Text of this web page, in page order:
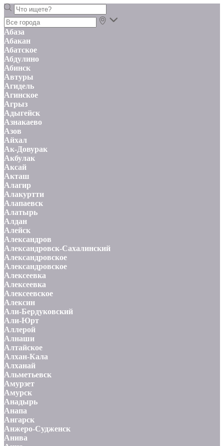
Абаза
Абакан
Абатское
Абдулино
Абинск
Автуры
Агидель
Агинское
Агрыз
Адыгейск
Азнакаево
Азов
Айхал
Ак-Довурак
Акбулак
Аксай
Акташ
Алагир
Алакуртти
Алапаевск
Алатырь
Алдан
Алейск
Александров
Александровск-Сахалинский
Александровское
Александровское
Алексеевка
Алексеевка
Алексеевское
Алексин
Али-Бердуковский
Али-Юрт
Аллерой
Алнаши
Алтайское
Алхан-Кала
Алханай
Альметьевск
Амурзет
Амурск
Анадырь
Анапа
Ангарск
Анжеро-Судженск
Анива